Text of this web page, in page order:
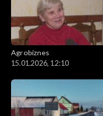
Agrobiznes
15.01.2026, 12:10